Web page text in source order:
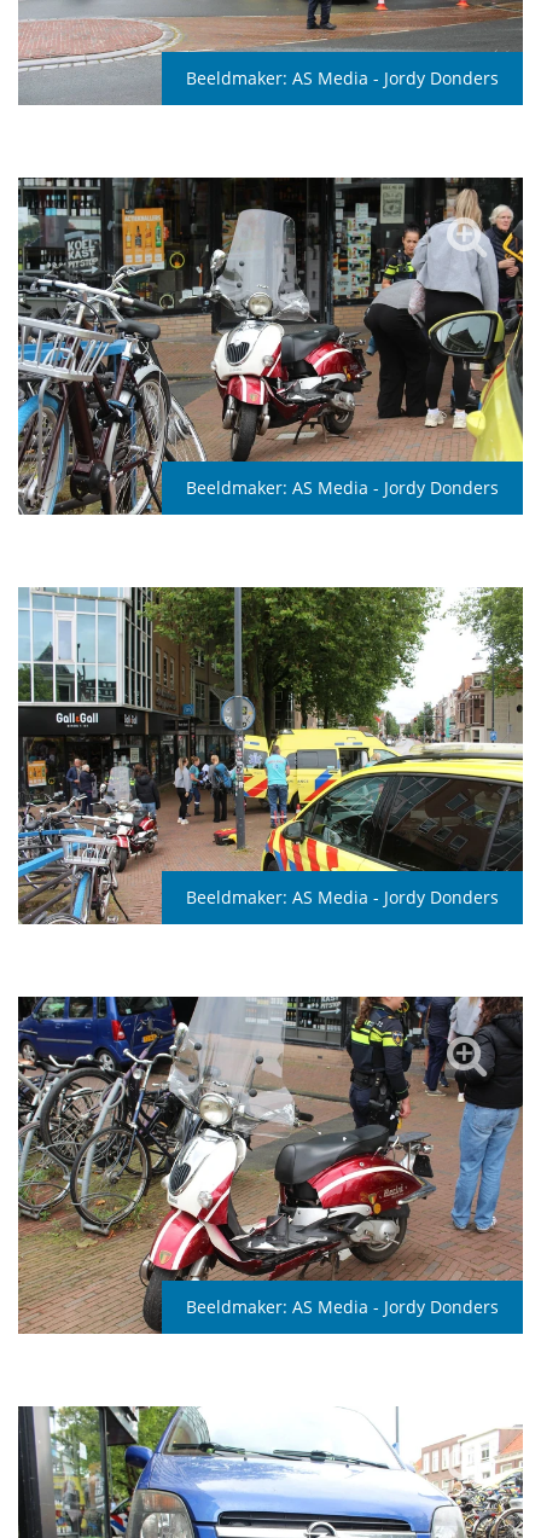
Beeldmaker: AS Media - Jordy Donders
Beeldmaker: AS Media - Jordy Donders
Beeldmaker: AS Media - Jordy Donders
Beeldmaker: AS Media - Jordy Donders